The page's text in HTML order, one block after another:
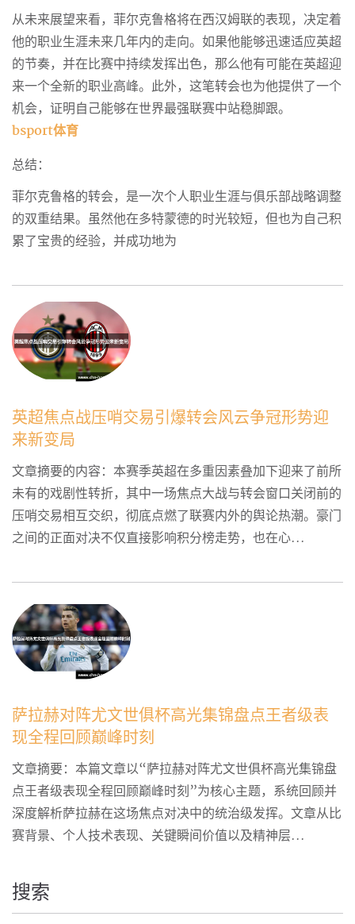
从未来展望来看，菲尔克鲁格将在西汉姆联的表现，决定着
他的职业生涯未来几年内的走向。如果他能够迅速适应英超
的节奏，并在比赛中持续发挥出色，那么他有可能在英超迎
来一个全新的职业高峰。此外，这笔转会也为他提供了一个
机会，证明自己能够在世界最强联赛中站稳脚跟。
bsport体育
总结：
菲尔克鲁格的转会，是一次个人职业生涯与俱乐部战略调整
的双重结果。虽然他在多特蒙德的时光较短，但也为自己积
累了宝贵的经验，并成功地为
英超焦点战压哨交易引爆转会风云争冠形势迎
来新变局
文章摘要的内容：本赛季英超在多重因素叠加下迎来了前所
未有的戏剧性转折，其中一场焦点大战与转会窗口关闭前的
压哨交易相互交织，彻底点燃了联赛内外的舆论热潮。豪门
之间的正面对决不仅直接影响积分榜走势，也在心...
萨拉赫对阵尤文世俱杯高光集锦盘点王者级表
现全程回顾巅峰时刻
文章摘要：本篇文章以“萨拉赫对阵尤文世俱杯高光集锦盘
点王者级表现全程回顾巅峰时刻”为核心主题，系统回顾并
深度解析萨拉赫在这场焦点对决中的统治级发挥。文章从比
赛背景、个人技术表现、关键瞬间价值以及精神层...
搜索